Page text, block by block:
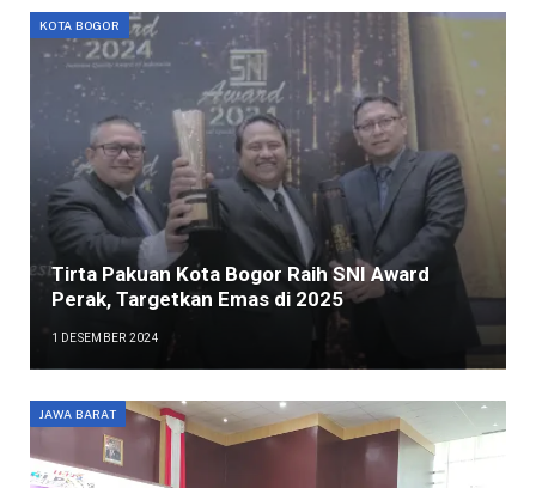
KOTA BOGOR
Tirta Pakuan Kota Bogor Raih SNI Award
Perak, Targetkan Emas di 2025
1 DESEMBER 2024
JAWA BARAT